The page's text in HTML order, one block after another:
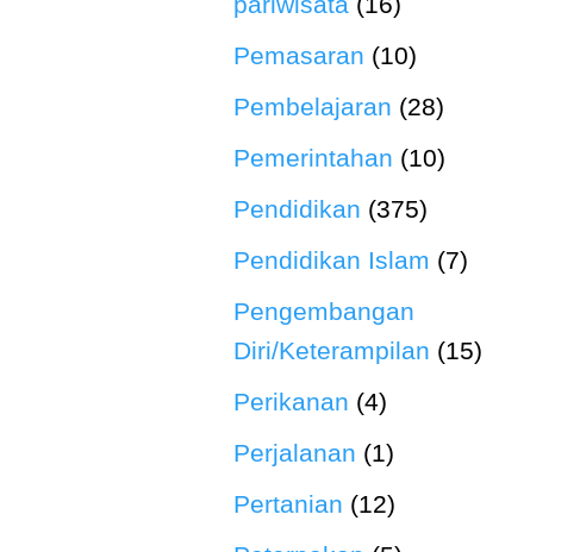
Pemasaran (10)
Pembelajaran (28)
Pemerintahan (10)
Pendidikan (375)
Pendidikan Islam (7)
Pengembangan
Diri/Keterampilan (15)
Perikanan (4)
Perjalanan (1)
Pertanian (12)